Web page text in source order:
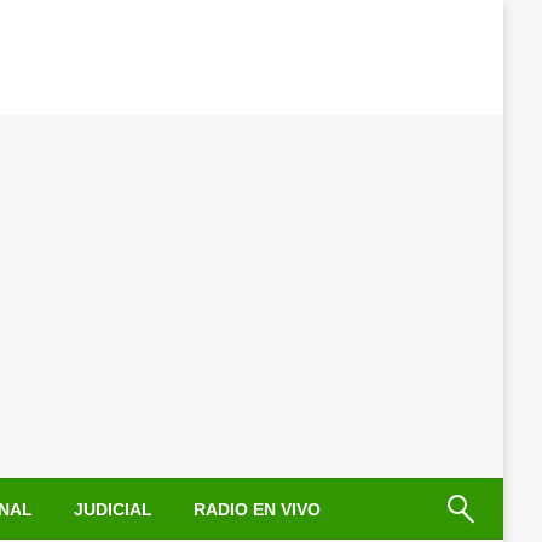
JUDICIAL RADIO EN VIVO